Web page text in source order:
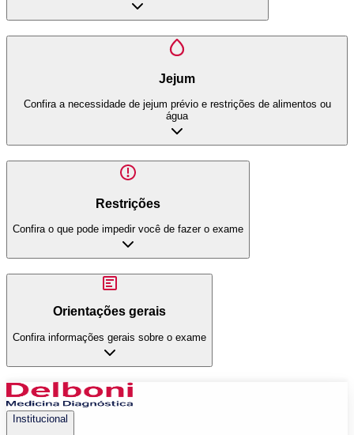
Jejum
Confira a necessidade de jejum prévio e restrições de alimentos ou
água
Restrições
Confira o que pode impedir você de fazer o exame
Orientações gerais
Confira informações gerais sobre o exame
Institucional